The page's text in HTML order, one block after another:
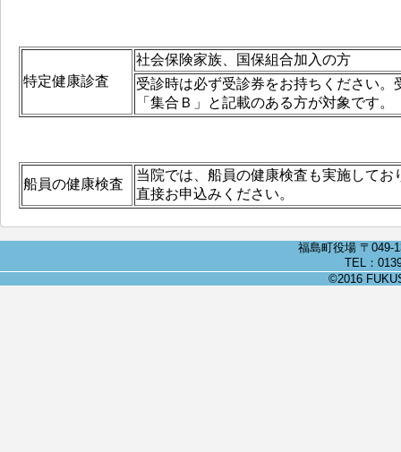
特定健康診査
社会保険家族、国保組合加入の方
受診時は必ず受診券をお持ちください
「集合Ｂ」と記載のある方が対象です。
船員の健康検査
当院では、船員の健康検査も実施して
直接お申込みください。
福島町役場 〒049-
TEL：
©2016